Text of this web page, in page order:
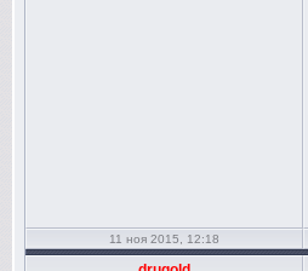
11 ноя 2015, 12:18